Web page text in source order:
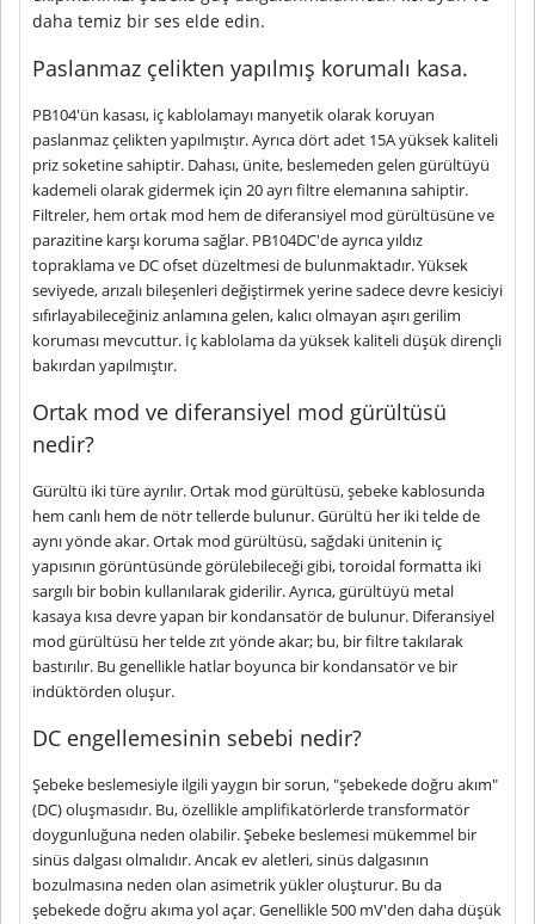
daha temiz bir ses elde edin.
Paslanmaz çelikten yapılmış korumalı kasa.
PB104'ün kasası, iç kablolamayı manyetik olarak koruyan
paslanmaz çelikten yapılmıştır. Ayrıca dört adet 15A yüksek kaliteli
priz soketine sahiptir. Dahası, ünite, beslemeden gelen gürültüyü
kademeli olarak gidermek için 20 ayrı filtre elemanına sahiptir.
Filtreler, hem ortak mod hem de diferansiyel mod gürültüsüne ve
parazitine karşı koruma sağlar. PB104DC'de ayrıca yıldız
topraklama ve DC ofset düzeltmesi de bulunmaktadır. Yüksek
seviyede, arızalı bileşenleri değiştirmek yerine sadece devre kesiciyi
sıfırlayabileceğiniz anlamına gelen, kalıcı olmayan aşırı gerilim
koruması mevcuttur. İç kablolama da yüksek kaliteli düşük dirençli
bakırdan yapılmıştır.
Ortak mod ve diferansiyel mod gürültüsü
nedir?
Gürültü iki türe ayrılır. Ortak mod gürültüsü, şebeke kablosunda
hem canlı hem de nötr tellerde bulunur. Gürültü her iki telde de
aynı yönde akar. Ortak mod gürültüsü, sağdaki ünitenin iç
yapısının görüntüsünde görülebileceği gibi, toroidal formatta iki
sargılı bir bobin kullanılarak giderilir. Ayrıca, gürültüyü metal
kasaya kısa devre yapan bir kondansatör de bulunur. Diferansiyel
mod gürültüsü her telde zıt yönde akar; bu, bir filtre takılarak
bastırılır. Bu genellikle hatlar boyunca bir kondansatör ve bir
indüktörden oluşur.
DC engellemesinin sebebi nedir?
Şebeke beslemesiyle ilgili yaygın bir sorun, "şebekede doğru akım"
(DC) oluşmasıdır. Bu, özellikle amplifikatörlerde transformatör
doygunluğuna neden olabilir. Şebeke beslemesi mükemmel bir
sinüs dalgası olmalıdır. Ancak ev aletleri, sinüs dalgasının
bozulmasına neden olan asimetrik yükler oluşturur. Bu da
şebekede doğru akıma yol açar. Genellikle 500 mV'den daha düşük